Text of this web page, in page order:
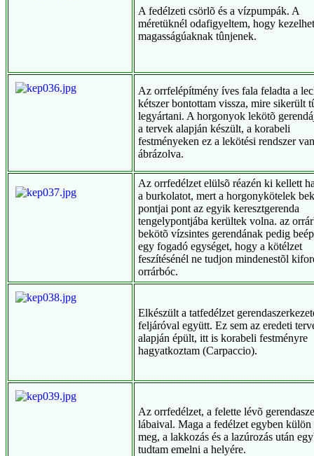
A fedélzeti csörlõ és a vízpumpák. A
méretüknél odafigyeltem, hogy
magasságúaknak tûnjenek.
Az orrfelépítmény íves fala feladta a
kétszer bontottam vissza, mire sikerült
legyártani. A horgonyok lekötõ
a tervek alapján készült, a korabeli
festményeken ez a lekötési rendszer van
ábrázolva.
Az orrfedélzet elülsõ réazén ki kellett
a burkolatot, mert a horgonykötelek
pontjai pont az egyik keresztgerenda
tengelypontjába kerültek volna. az
bekötõ vízsintes gerendának pedig
egy fogadó egységet, hogy a kötélzet
feszítésénél ne tudjon mindenestõl
orrárbóc.
Elkészült a tatfedélzet
feljáróval együtt. Ez sem az eredeti
alapján épült, itt is korabeli festményre
hagyatkoztam (Carpaccio).
Az orrfedélzet, a felette lévõ
lábaival. Maga a fedélzet egyben külön
meg, a lakkozás és a lazúrozás után
tudtam emelni a helyére.